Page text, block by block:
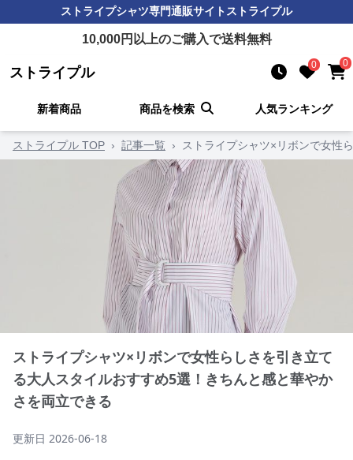
ストライプシャツ専門通販サイト ストライプル
10,000円以上のご購入で送料無料
ストライプル 0 0
新着商品 商品を検索 人気ランキング
ストライプル TOP › 記事一覧 › ストライプシャツ×リボンで女性
ストライプシャツ×リボンで女性らしさを引き立て
る大人スタイルおすすめ5選！きちんと感と華やか
さを両立できる
更新日 2026-06-18